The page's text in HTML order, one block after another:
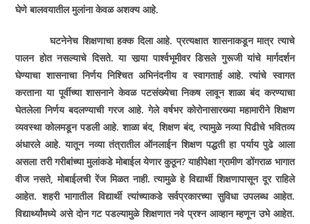
घेणे बालवयातील मुलांना केवळ अशक्य आहे.
घटनेनेच शिक्षणाचा हक्क दिला आहे. प्रत्यक्षात शासनाकडून मात्र त्याचे
पालन होत नसल्याचे दिसते. या सार्‍या पार्श्वभूमीवर डिसले गुरूजी यांचे मार्गदर्शन
घेण्याचा शासनाचा निर्णय निश्चित अभिनंदनीय व स्वागतार्ह आहे. त्यांचे स्वागत
करताना या पूर्वीच्या शासनाने केवळ पटसंख्येचा निकष लावून शाळा बंद करण्याचा
घेतलेला निर्णय बदलण्याची गरज आहे. गेले वर्षभर कोरोनासारख्या महामारीने शिक्षण
व्यवस्था कोलमडून पडली आहे. शाळा बंद, शिक्षण बंद, त्यामुळे नव्या पिढीचे भवितव्य
अंधारले आहे. यातून नव्या तंत्रातील ऑनलाईन शिक्षण पद्धती हा पर्याय पुढे आला
असला तरी गरीबांच्या मुलांकडे मोबाईल येणार कुठून? याहीपेक्षा ग्रामीण डोंगराळ भागात
वीज नसते, मोबाईलची रेंज मिळत नाही. त्यामुळे हे विद्यार्थी शिक्षणापासून दूर राहिले
आहेत. शहरी भागातील विद्यार्थी त्यांच्याकडे सर्वप्रकारच्या सुविधा उपलब्ध आहेत.
विद्यार्थ्यांमध्ये असे दोन गट पडल्यामुळे शिक्षणात नवे प्रश्न आव्हान म्हणून उभे आहेत.